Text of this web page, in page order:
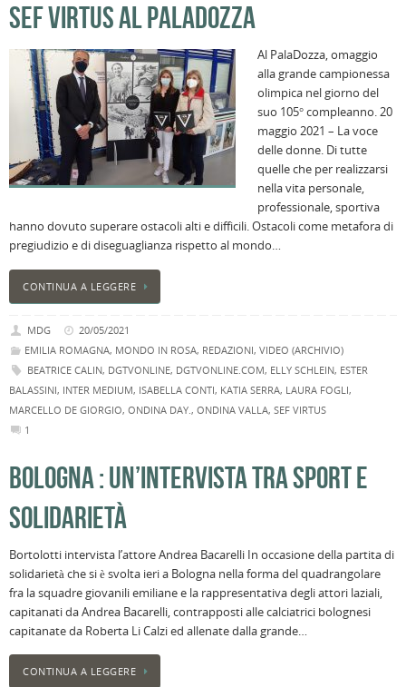
SEF VIRTUS AL PALADOZZA
Al PalaDozza, omaggio
alla grande campionessa
olimpica nel giorno del
suo 105° compleanno. 20
maggio 2021 – La voce
delle donne. Di tutte
quelle che per realizzarsi
nella vita personale,
professionale, sportiva
hanno dovuto superare ostacoli alti e difficili. Ostacoli come metafora di
pregiudizio e di diseguaglianza rispetto al mondo…
CONTINUA A LEGGERE
MDG
20/05/2021
EMILIA ROMAGNA, MONDO IN ROSA, REDAZIONI, VIDEO (ARCHIVIO)
BEATRICE CALIN, DGTVONLINE, DGTVONLINE.COM, ELLY SCHLEIN, ESTER
BALASSINI, INTER MEDIUM, ISABELLA CONTI, KATIA SERRA, LAURA FOGLI,
MARCELLO DE GIORGIO, ONDINA DAY. , ONDINA VALLA, SEF VIRTUS
1
BOLOGNA : UN’INTERVISTA TRA SPORT E
SOLIDARIETÀ
Bortolotti intervista l’attore Andrea Bacarelli In occasione della partita di
solidarietà che si è svolta ieri a Bologna nella forma del quadrangolare
fra la squadre giovanili emiliane e la rappresentativa degli attori laziali,
capitanati da Andrea Bacarelli, contrapposti alle calciatrici bolognesi
capitanate da Roberta Li Calzi ed allenate dalla grande…
CONTINUA A LEGGERE